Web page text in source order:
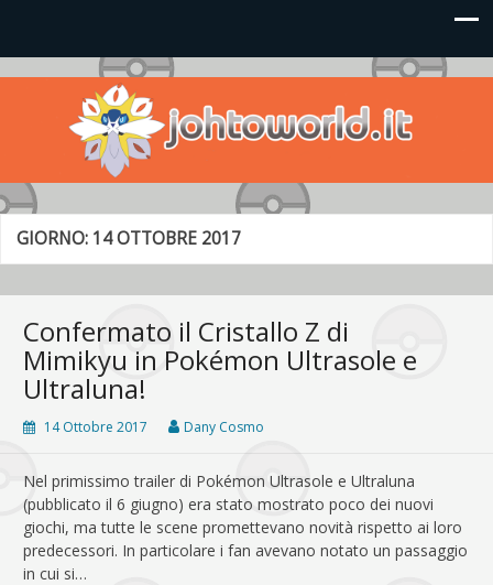
Johto World
Le novità più frizzanti dall'universo Pokémon e Nintendo
GIORNO: 14 OTTOBRE 2017
Confermato il Cristallo Z di
Mimikyu in Pokémon Ultrasole e
Ultraluna!
14 Ottobre 2017 Dany Cosmo
Nel primissimo trailer di Pokémon Ultrasole e Ultraluna
(pubblicato il 6 giugno) era stato mostrato poco dei nuovi
giochi, ma tutte le scene promettevano novità rispetto ai loro
predecessori. In particolare i fan avevano notato un passaggio
in cui si…